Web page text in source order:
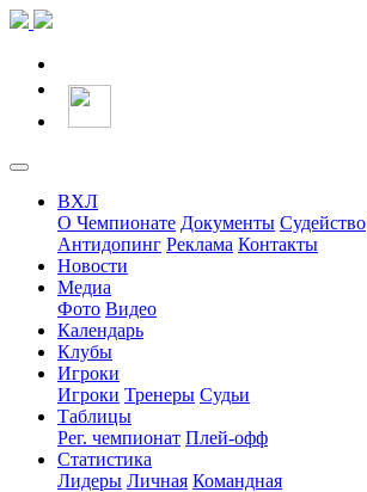
ВХЛ
О Чемпионате Документы Судейство
Антидопинг Реклама Контакты
Новости
Медиа
Фото Видео
Календарь
Клубы
Игроки
Игроки Тренеры Судьи
Таблицы
Рег. чемпионат Плей-офф
Статистика
Лидеры Личная Командная